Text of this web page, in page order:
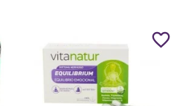
favorite_border